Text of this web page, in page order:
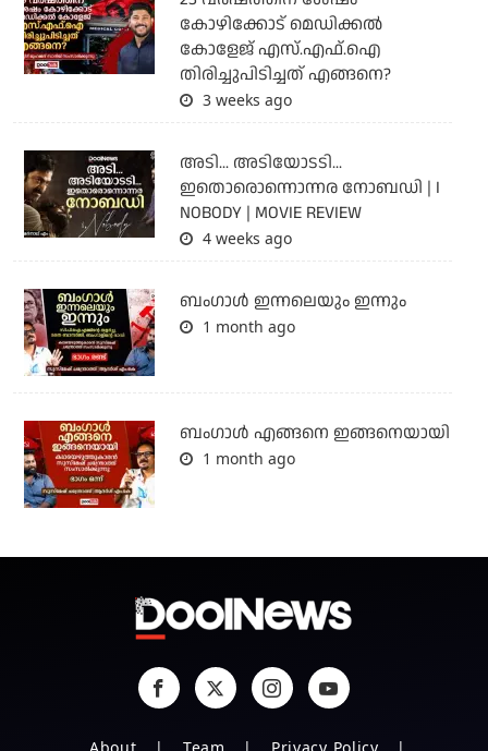
കോഴിക്കോട് മെഡിക്കൽ
കോളേജ് എസ്.എഫ്.ഐ
തിരിച്ചുപിടിച്ചത് എങ്ങനെ?
3 weeks ago
അടി... അടിയോടടി...
ഇതൊരൊന്നൊന്നര നോബഡി | I
NOBODY | MOVIE REVIEW
4 weeks ago
ബംഗാള്‍ ഇന്നലെയും ഇന്നും
1 month ago
ബം​ഗാൾ എങ്ങനെ ഇങ്ങനെയായി
1 month ago